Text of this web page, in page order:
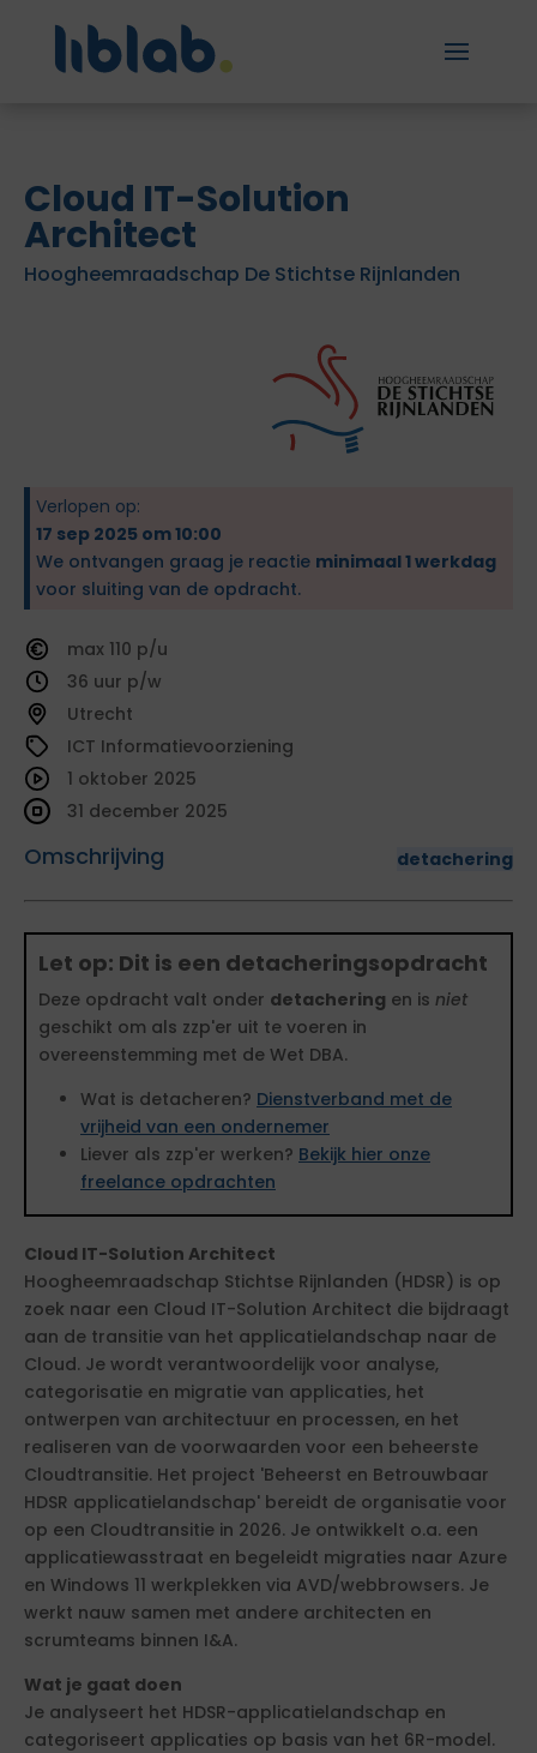
Cloud IT-Solution
Architect
Hoogheemraadschap De Stichtse Rijnlanden
Verlopen op:
17 sep 2025 om 10:00
We ontvangen graag je reactie minimaal 1 werkdag
voor sluiting van de opdracht.
110
36
Utrecht
ICT Informatievoorziening
Omschrijving detachering
1 oktober 2025
31 december 2025
Let op: Dit is een detacheringsopdracht
Deze opdracht valt onder detachering en is niet
geschikt om als zzp'er uit te voeren in
overeenstemming met de Wet DBA.
Wat is detacheren? Dienstverband met de
vrijheid van een ondernemer
Liever als zzp'er werken? Bekijk hier onze
freelance opdrachten
Cloud IT-Solution Architect
Hoogheemraadschap Stichtse Rijnlanden (HDSR) is op
zoek naar een Cloud IT-Solution Architect die bijdraagt
aan de transitie van het applicatielandschap naar de
Cloud. Je wordt verantwoordelijk voor analyse,
categorisatie en migratie van applicaties, het
ontwerpen van architectuur en processen, en het
realiseren van de voorwaarden voor een beheerste
Cloudtransitie. Het project 'Beheerst en Betrouwbaar
HDSR applicatielandschap' bereidt de organisatie voor
op een Cloudtransitie in 2026. Je ontwikkelt o.a. een
applicatiewasstraat en begeleidt migraties naar Azure
en Windows 11 werkplekken via AVD/webbrowsers. Je
werkt nauw samen met andere architecten en
scrumteams binnen I&A.
Wat je gaat doen
Je analyseert het HDSR-applicatielandschap en
categoriseert applicaties op basis van het 6R-model.